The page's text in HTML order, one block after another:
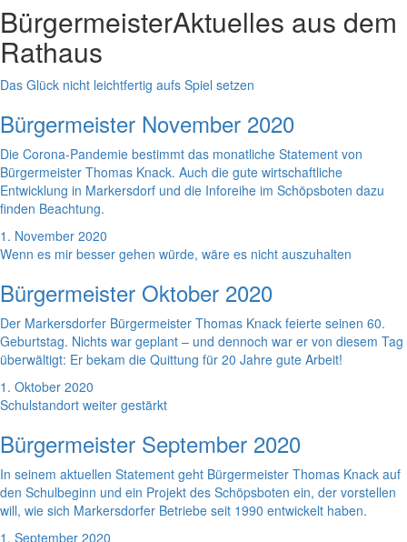
BürgermeisterAktuelles aus dem
Rathaus
Das Glück nicht leichtfertig aufs Spiel setzen
Bürgermeister November 2020
Die Corona-Pandemie bestimmt das monatliche Statement von
Bürgermeister Thomas Knack. Auch die gute wirtschaftliche
Entwicklung in Markersdorf und die Inforeihe im Schöpsboten dazu
finden Beachtung.
1. November 2020
Wenn es mir besser gehen würde, wäre es nicht auszuhalten
Bürgermeister Oktober 2020
Der Markersdorfer Bürgermeister Thomas Knack feierte seinen 60.
Geburtstag. Nichts war geplant – und dennoch war er von diesem Tag
überwältigt: Er bekam die Quittung für 20 Jahre gute Arbeit!
1. Oktober 2020
Schulstandort weiter gestärkt
Bürgermeister September 2020
In seinem aktuellen Statement geht Bürgermeister Thomas Knack auf
den Schulbeginn und ein Projekt des Schöpsboten ein, der vorstellen
will, wie sich Markersdorfer Betriebe seit 1990 entwickelt haben.
1. September 2020